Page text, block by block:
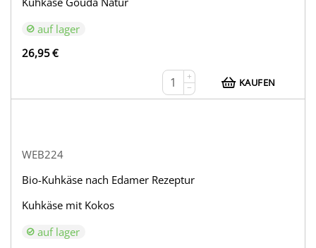
auf lager
26,95€
+
−
KAUFEN
WEB224
Bio-Kuhkäse nach Edamer Rezeptur
Kuhkäse mit Kokos
auf lager